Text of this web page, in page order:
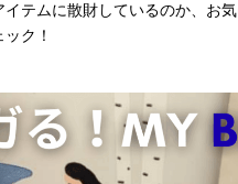
イテムに散財しているのか、お
ク！